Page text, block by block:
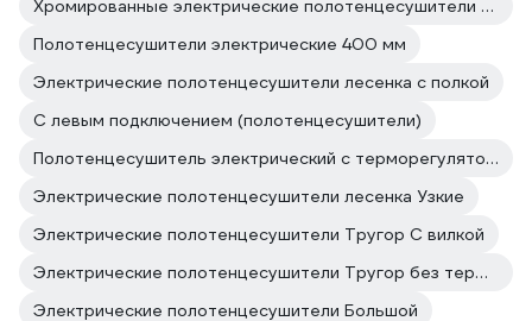
Хромированные электрические полотенцесушители Larusso
Полотенцесушители электрические 400 мм
Электрические полотенцесушители лесенка с полкой
С левым подключением (полотенцесушители)
Полотенцесушитель электрический с терморегулятором 400
Электрические полотенцесушители лесенка Узкие
Электрические полотенцесушители Тругор С вилкой
Электрические полотенцесушители Тругор без терморегулятора
Электрические полотенцесушители Большой